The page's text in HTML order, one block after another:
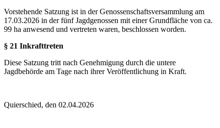
Vorstehende Satzung ist in der Genossenschaftsversammlung am
17.03.2026 in der fünf Jagdgenossen mit einer Grundfläche von ca.
99 ha anwesend und vertreten waren, beschlossen worden.
§ 21 Inkrafttreten
Diese Satzung tritt nach Genehmigung durch die untere
Jagdbehörde am Tage nach ihrer Veröffentlichung in Kraft.
Quierschied, den 02.04.2026